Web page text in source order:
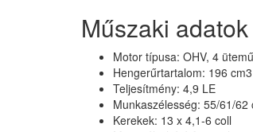
Műszaki adatok
Motor típusa: OHV, 4
Hengerűrtartalom: 196 cm3
Teljesítmény: 4,9 LE
Munkaszélesség: 55/61/
Kerekek: 13 x 4,1-6 coll